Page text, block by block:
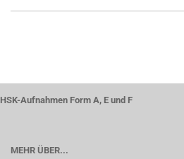
HSK-Aufnahmen Form A, E und F
MEHR ÜBER...